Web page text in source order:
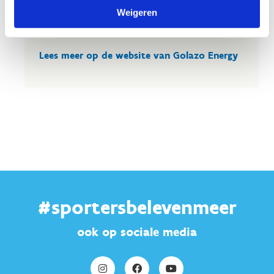
Weigeren
jouw doelen te bereiken.
Lees meer op de website van Golazo Energy
#sportersbelevenmeer
ook op sociale media